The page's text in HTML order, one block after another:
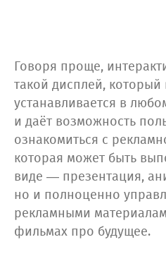
Говоря проще,
такой дисплей,
устанавливается в
и даёт возможность
ознакомиться с
которая может быть
виде — презентация,
но и полноценно
рекламными
фильмах про будущее.